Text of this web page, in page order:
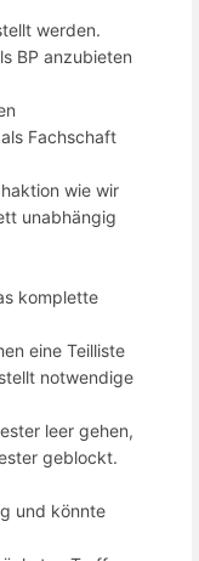
werden.
BP anzubieten
Fachschaft
wie wir
unabhängig
komplette
eine Teilliste
notwendige
leer gehen,
geblockt.
und könnte